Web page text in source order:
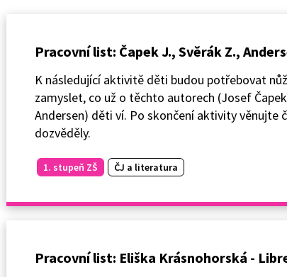
Pracovní list: Čapek J., Svěrák Z.,
K následující aktivitě děti budou potřebovat
zamyslet, co už o těchto autorech (Josef
Andersen) děti ví. Po skončení aktivity věnujte
dozvěděly.
1. stupeň ZŠ ČJ a literatura
Pracovní list: Eliška Krásnohorská -